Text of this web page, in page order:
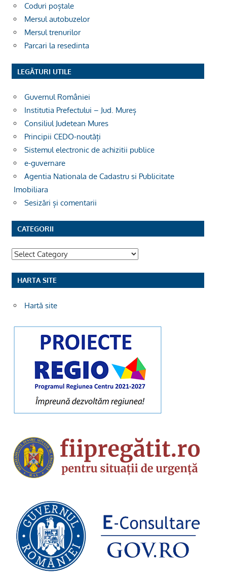
Coduri poștale
Mersul autobuzelor
Mersul trenurilor
Parcari la resedinta
LEGĂTURI UTILE
Guvernul României
Institutia Prefectului – Jud. Mureș
Consiliul Judetean Mures
Principii CEDO-noutăți
Sistemul electronic de achizitii publice
e-guvernare
Agentia Nationala de Cadastru si Publicitate
Imobiliara
Sesizări și comentarii
CATEGORII
Categorii
HARTA SITE
Hartă site